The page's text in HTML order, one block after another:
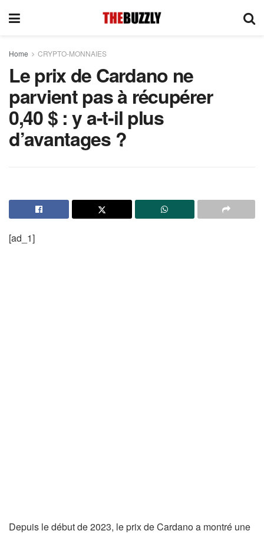
Home CRYPTO-MONNAIES
Le prix de Cardano ne
parvient pas à récupérer
0,40 $ : y a-t-il plus
d’avantages ?
[ad_1]
Depuis le début de 2023, le prix de Cardano a montré une